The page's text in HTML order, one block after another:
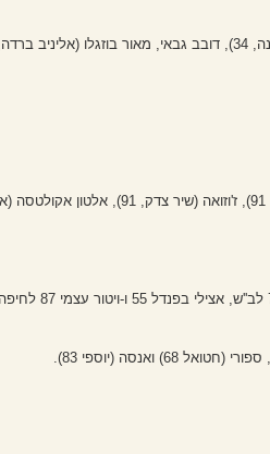
(2-2 בתום 120 דקות.